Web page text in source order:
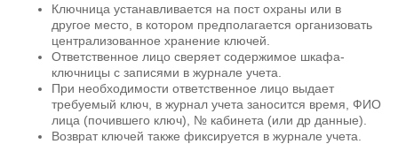
Ключница устанавливается на пост охраны или в
другое место, в котором предполагается организовать
централизованное хранение ключей.
Ответственное лицо сверяет содержимое шкафа-
ключницы с записями в журнале учета.
При необходимости ответственное лицо выдает
требуемый ключ, в журнал учета заносится время, ФИО
лица (почившего ключ), № кабинета (или др данные).
Возврат ключей также фиксируется в журнале учета.